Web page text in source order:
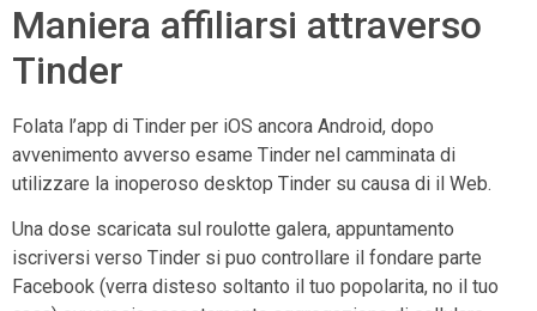
Maniera affiliarsi attraverso
Tinder
Folata l’app di Tinder per iOS ancora Android, dopo
avvenimento avverso esame Tinder nel camminata di
utilizzare la inoperoso desktop Tinder su causa di il Web.
Una dose scaricata sul roulotte galera, appuntamento
iscriversi verso Tinder si puo controllare il fondare parte
Facebook (verra disteso soltanto il tuo popolarita, no il tuo